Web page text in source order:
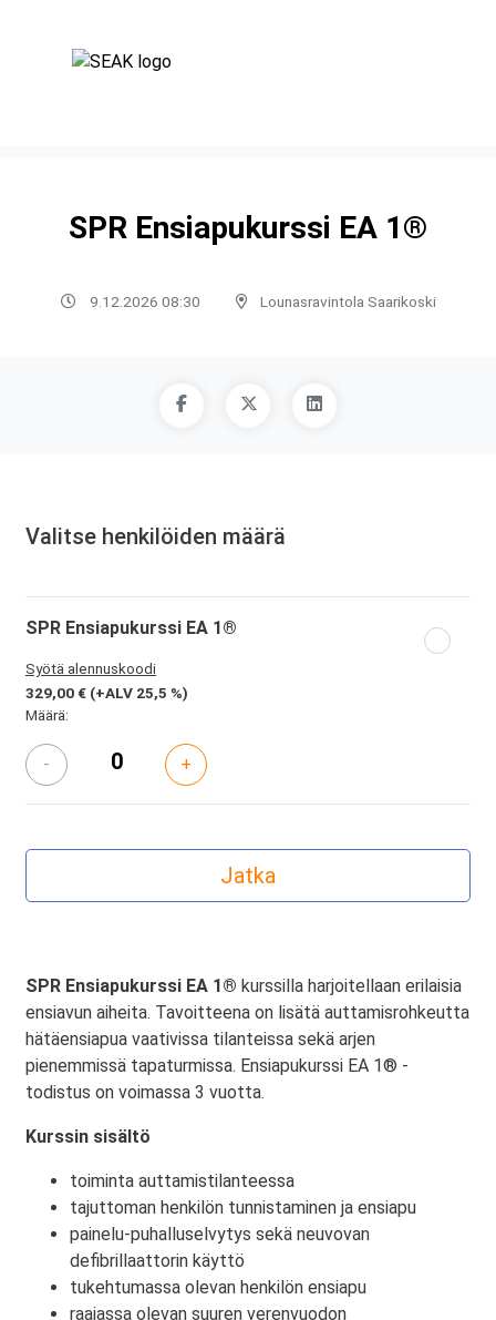
SPR Ensiapukurssi EA 1®
9.12.2026 08:30 Lounasravintola Saarikoski
Valitse henkilöiden määrä
SPR Ensiapukurssi EA 1®
Syötä alennuskoodi
329,00 € (+ALV 25,5 %)
Määrä:
- +
SPR Ensiapukurssi EA 1® kurssilla harjoitellaan erilaisia
ensiavun aiheita. Tavoitteena on lisätä auttamisrohkeutta
hätäensiapua vaativissa tilanteissa sekä arjen
pienemmissä tapaturmissa. Ensiapukurssi EA 1® -
todistus on voimassa 3 vuotta.
Kurssin sisältö
toiminta auttamistilanteessa
tajuttoman henkilön tunnistaminen ja ensiapu
painelu-puhalluselvytys sekä neuvovan
defibrillaattorin käyttö
tukehtumassa olevan henkilön ensiapu
raajassa olevan suuren verenvuodon